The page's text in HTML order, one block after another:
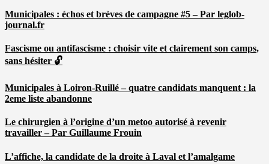
Municipales : échos et brèves de campagne #5 – Par leglob-
journal.fr
Fascisme ou antifascisme : choisir vite et clairement son camps,
sans hésiter 🔓
Municipales à Loiron-Ruillé – quatre candidats manquent : la
2eme liste abandonne
Le chirurgien à l’origine d’un metoo autorisé à revenir
travailler – Par Guillaume Frouin
L’affiche, la candidate de la droite à Laval et l’amalgame